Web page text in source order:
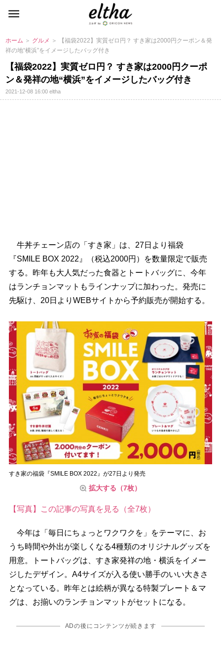
ホーム ＞ グルメ ＞ 【福袋2022】実質ゼロ円？ すき家は2000円クーポン＆発
祥の地“横浜”をイメージしたバッグ付き
【福袋2022】実質ゼロ円？ すき家は2000円クーポ
ン＆発祥の地“横浜”をイメージしたバッグ付き
2021-12-08 16:00eltha
牛丼チェーン店の「すき家」は、27日より福袋
『SMILE BOX 2022』（税込2000円）を数量限定で販売
する。昨年も大人気だった食器とトートバッグに、今年
はランチョンマットもラインナップに加わった。発売に
先駆け、20日よりWEBサイトから予約販売が開始する。
すき家の福袋『SMILE BOX 2022』が27日より発売
拡大する（7枚）
【写真】この記事の写真を見る（全7枚）
今年は「毎日にちょっとワクワクを」をテーマに、お
うち時間や外出が楽しくなる4種類のオリジナルグッズを
用意。トートバッグは、すき家発祥の地・横浜をイメー
ジしたデザイン。A4サイズが入る使い勝手のいい大きさ
となっている。昨年とは絵柄が異なる特製プレート＆マ
グは、お揃いのランチョンマットがセットになる。
ADの後にコンテンツが続きます